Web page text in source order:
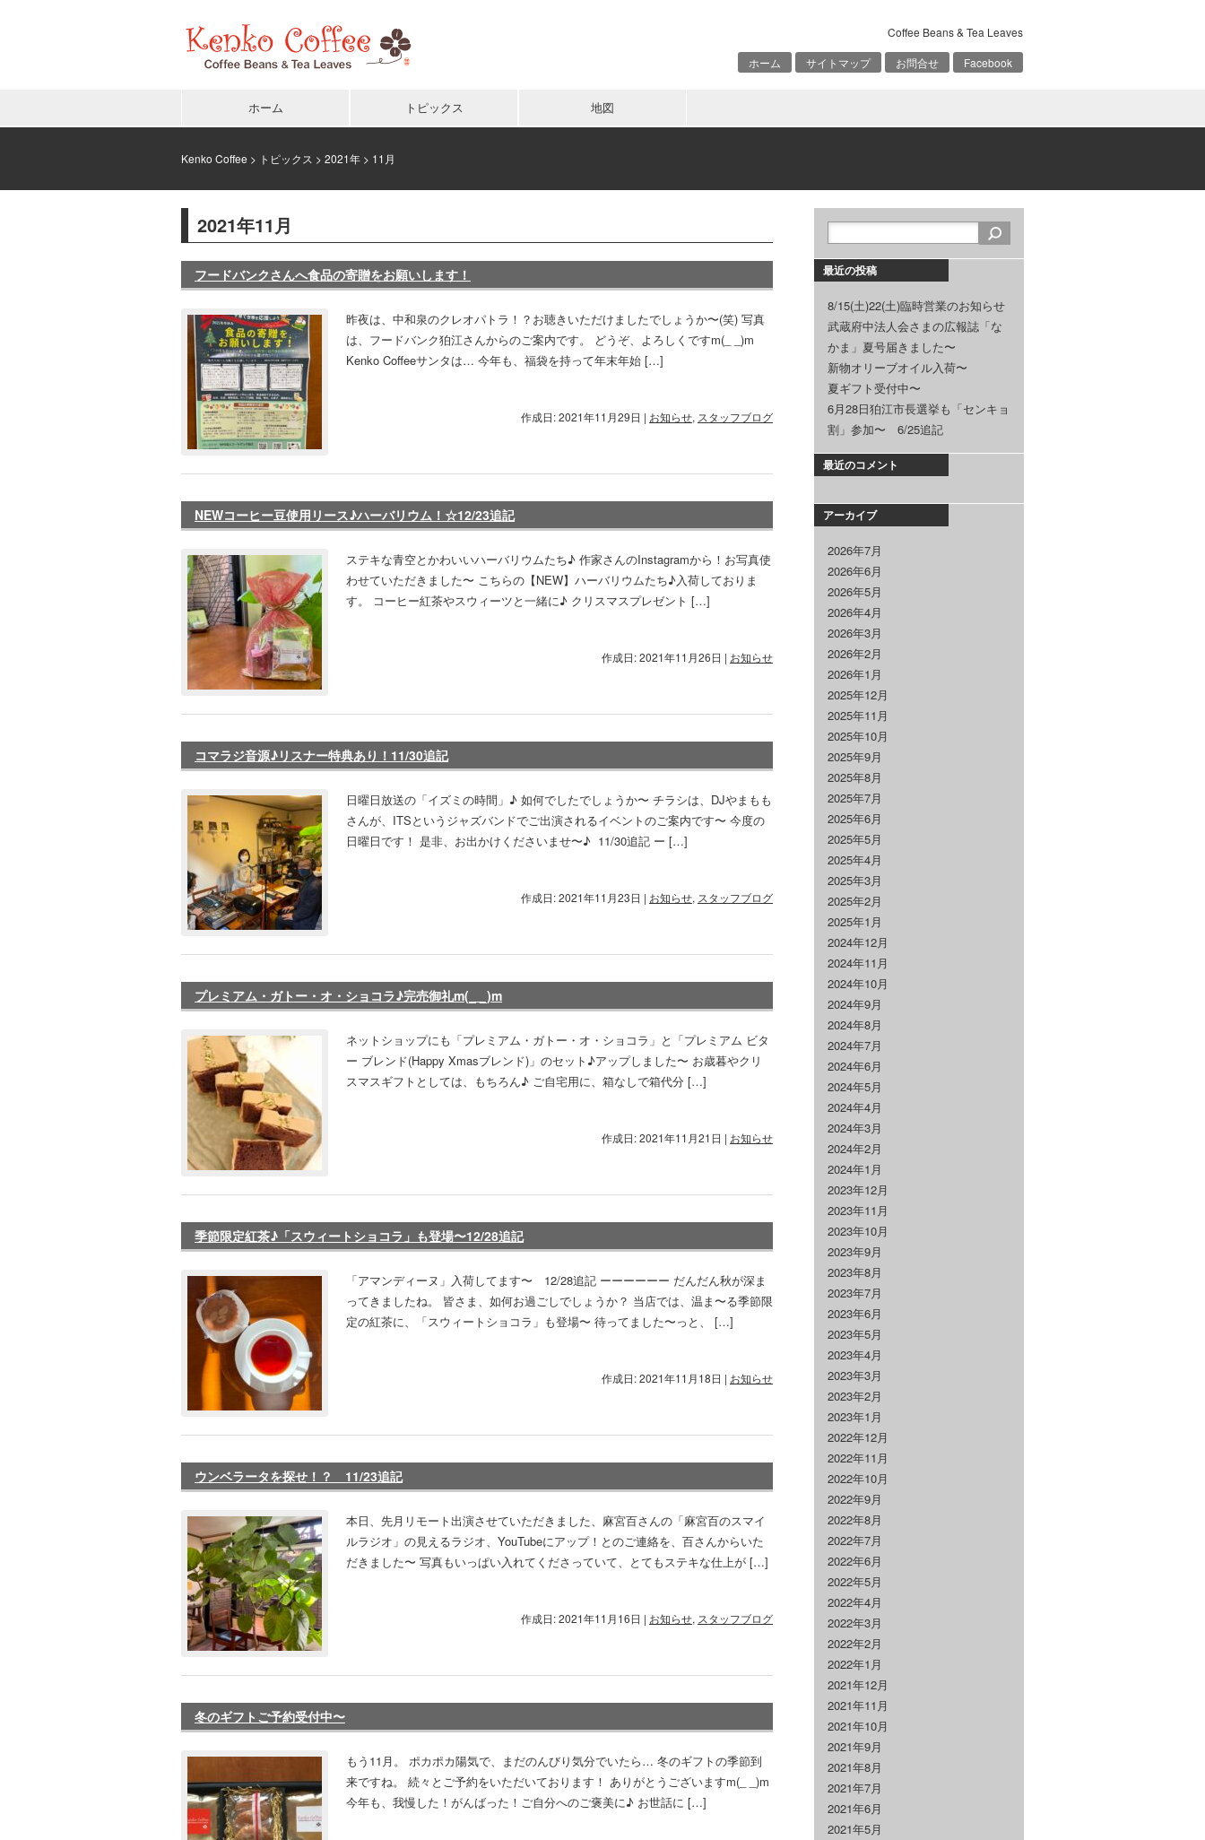
Coffee Beans & Tea Leaves
ホーム
サイトマップ お問合せ Facebook
ホーム トピックス 地図
Kenko Coffee > トピックス > 2021年 > 11月
2021年11月
フードバンクさんへ食品の寄贈をお願いします！
昨夜は、中和泉のクレオパトラ！？お聴きいただけましたでしょうか〜(笑) 写真
は、フードバンク狛江さんからのご案内です。 どうぞ、よろしくですm(_ _)m
Kenko Coffeeサンタは… 今年も、福袋を持って年末年始 […]
作成日: 2021年11月29日 | お知らせ, スタッフブログ
NEWコーヒー豆使用リース♪ハーバリウム！☆12/23追記
ステキな青空とかわいいハーバリウムたち♪ 作家さんのInstagramから！お写真使
わせていただきました〜 こちらの【NEW】ハーバリウムたち♪入荷しておりま
す。 コーヒー紅茶やスウィーツと一緒に♪ クリスマスプレゼント […]
作成日: 2021年11月26日 | お知らせ
コマラジ音源♪リスナー特典あり！11/30追記
日曜日放送の「イズミの時間」♪ 如何でしたでしょうか〜 チラシは、DJやまもも
さんが、ITSというジャズバンドでご出演されるイベントのご案内です〜 今度の
日曜日です！ 是非、お出かけくださいませ〜♪ 11/30追記 ー […]
作成日: 2021年11月23日 | お知らせ, スタッフブログ
プレミアム・ガトー・オ・ショコラ♪完売御礼m(_ _)m
ネットショップにも「プレミアム・ガトー・オ・ショコラ」と「プレミアム ビタ
ー ブレンド(Happy Xmasブレンド)」のセット♪アップしました〜 お歳暮やクリ
スマスギフトとしては、もちろん♪ ご自宅用に、箱なしで箱代分 […]
作成日: 2021年11月21日 | お知らせ
季節限定紅茶♪「スウィートショコラ」も登場〜12/28追記
「アマンディーヌ」入荷してます〜 12/28追記 ーーーーーー だんだん秋が深ま
ってきましたね。 皆さま、如何お過ごしでしょうか？ 当店では、温ま〜る季節限
定の紅茶に、「スウィートショコラ」も登場〜 待ってました〜っと、 […]
作成日: 2021年11月18日 | お知らせ
ウンベラータを探せ！？ 11/23追記
本日、先月リモート出演させていただきました、麻宮百さんの「麻宮百のスマイ
ルラジオ」の見えるラジオ、YouTubeにアップ！とのご連絡を、百さんからいた
だきました〜 写真もいっぱい入れてくださっていて、とてもステキな仕上が […]
作成日: 2021年11月16日 | お知らせ, スタッフブログ
冬のギフトご予約受付中〜
もう11月。 ポカポカ陽気で、まだのんびり気分でいたら… 冬のギフトの季節到
来ですね。 続々とご予約をいただいております！ ありがとうございますm(_ _)m
今年も、我慢した！がんばった！ご自分へのご褒美に♪ お世話に […]
最近の投稿
8/15(土)22(土)臨時営業のお知らせ
武蔵府中法人会さまの広報誌「な
かま」夏号届きました〜
新物オリーブオイル入荷〜
夏ギフト受付中〜
6月28日狛江市長選挙も「センキョ
割」参加〜 6/25追記
最近のコメント
アーカイブ
2026年7月
2026年6月
2026年5月
2026年4月
2026年3月
2026年2月
2026年1月
2025年12月
2025年11月
2025年10月
2025年9月
2025年8月
2025年7月
2025年6月
2025年5月
2025年4月
2025年3月
2025年2月
2025年1月
2024年12月
2024年11月
2024年10月
2024年9月
2024年8月
2024年7月
2024年6月
2024年5月
2024年4月
2024年3月
2024年2月
2024年1月
2023年12月
2023年11月
2023年10月
2023年9月
2023年8月
2023年7月
2023年6月
2023年5月
2023年4月
2023年3月
2023年2月
2023年1月
2022年12月
2022年11月
2022年10月
2022年9月
2022年8月
2022年7月
2022年6月
2022年5月
2022年4月
2022年3月
2022年2月
2022年1月
2021年12月
2021年11月
2021年10月
2021年9月
2021年8月
2021年7月
2021年6月
2021年5月